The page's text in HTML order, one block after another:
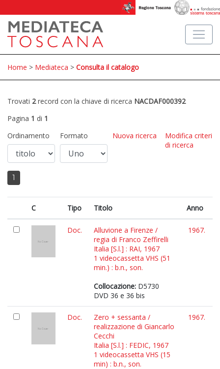
Home > Mediateca > Consulta il catalogo
Trovati 2record con la chiave di ricerca NACDAF000392
Pagina 1 di 1
Ordinamento
Formato Nuova ricerca
Modifica criteri
di ricerca
1
C Tipo Titolo Anno
Doc.
Alluvione a Firenze /
regia di Franco Zeffirelli
Italia [S.l.] : RAI, 1967
1 videocassetta VHS (51
min.) : b.n., son.
Collocazione: D5730
DVD 36 e 36 bis
1967.
Doc.
Zero + sessanta /
realizzazione di Giancarlo
Cecchi
Italia [S.l.] : FEDIC, 1967
1 videocassetta VHS (15
min) : b.n., son.
1967.